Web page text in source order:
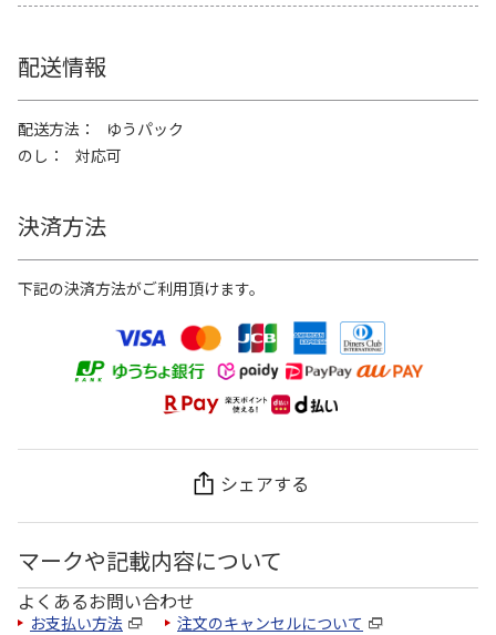
配送情報
配送方法
ゆうパック
のし
対応可
決済方法
下記の決済方法がご利用頂けます。
シェアする
マークや記載内容について
よくあるお問い合わせ
お支払い方法 注文のキャンセルについて